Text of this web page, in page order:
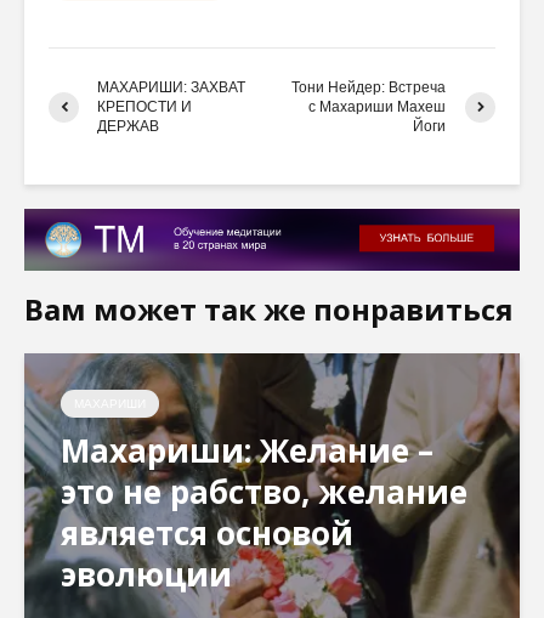
МАХАРИШИ: ЗАХВАТ
КРЕПОСТИ И
ДЕРЖАВ
Тони Нейдер: Встреча
с Махариши Махеш
Йоги
Вам может так же понравиться
Махариши: Желание –
это не рабство, желание
является основой
эволюции